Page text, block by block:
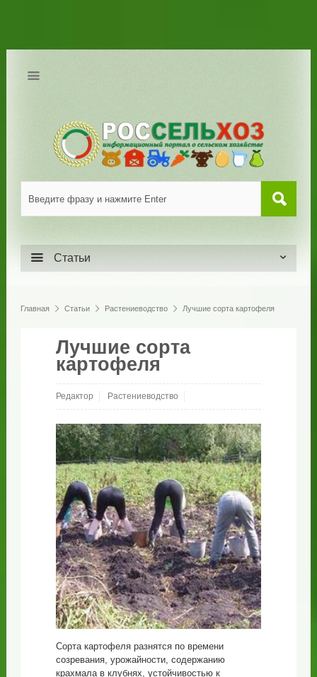
Статьи
Главная Статьи Растениеводство Лучшие сорта картофеля
Лучшие сорта
картофеля
Редактор Растениеводство
Сорта картофеля разнятся по времени
созревания, урожайности, содержанию
крахмала в клубнях, устойчивостью к